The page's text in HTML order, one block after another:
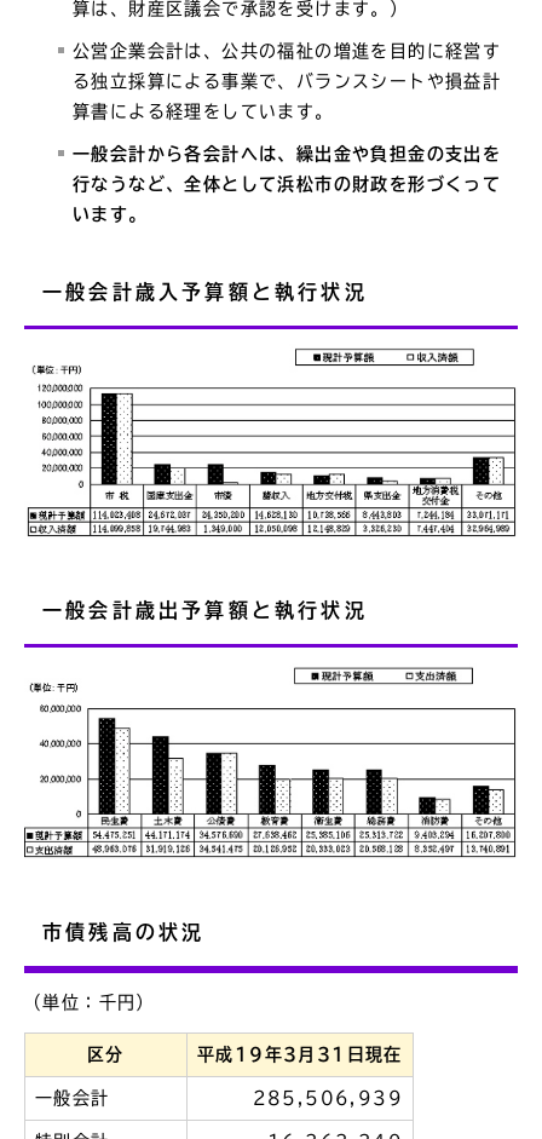
算は、財産区議会で承認を受けます。）
公営企業会計は、公共の福祉の増進を目的に経営す
る独立採算による事業で、バランスシートや損益計
算書による経理をしています。
一般会計から各会計へは、繰出金や負担金の支出を
行なうなど、全体として浜松市の財政を形づくって
います。
一般会計歳入予算額と執行状況
一般会計歳出予算額と執行状況
市債残高の状況
（単位：千円）
区分 平成19年3月31日現在
一般会計 285,506,939